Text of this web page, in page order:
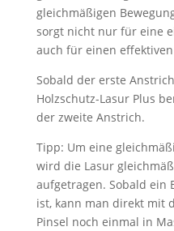
gleichmäßigen
sorgt nicht nur für eine
auch für einen
Sobald der erste
Holzschutz-Lasur Plus
der zweite Anstrich.
Tipp: Um eine
wird die Lasur
aufgetragen. Sobald ein
ist, kann man direkt mit
Pinsel noch einmal in